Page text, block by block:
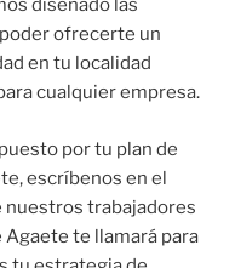
diseñado las
ofrecerte un
en tu localidad
cualquier empresa.
por tu plan de
escríbenos en el
nuestros trabajadores
te llamará para